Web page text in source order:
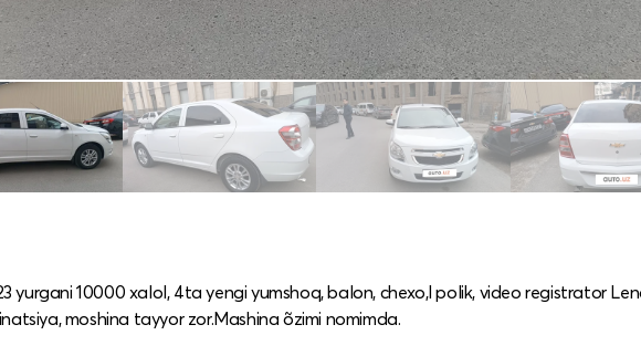
yurgani 10000 xalol, 4ta yengi yumshoq, balon, chexo,l polik, video registrator
moshina tayyor zor.Mashina õzimi nomimda.